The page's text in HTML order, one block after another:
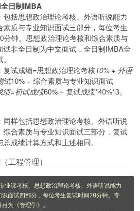
日制IMBA
包括思想政治理论考核、外语听说能力
素质与专业知识面试三部分，每位考生
分钟。思想政治理论考核和综合素质与
试非全日制为中文面试，全日制IMBA全
复试成绩=思想政治理论考核10% + 外语
试10% + 综合素质与专业知识面试
绩=初试成绩60% + 复试成绩*40%*3。
同样包括思想政治理论考核、外语听说
综合素质与专业知识面试三部分，复试
总成绩计算方式和上述相同。
工程管理）
课考核、思想政治理论考核、外语听说能力
面试四部分，每位考生复试时间20分钟。专
为《管理学》。